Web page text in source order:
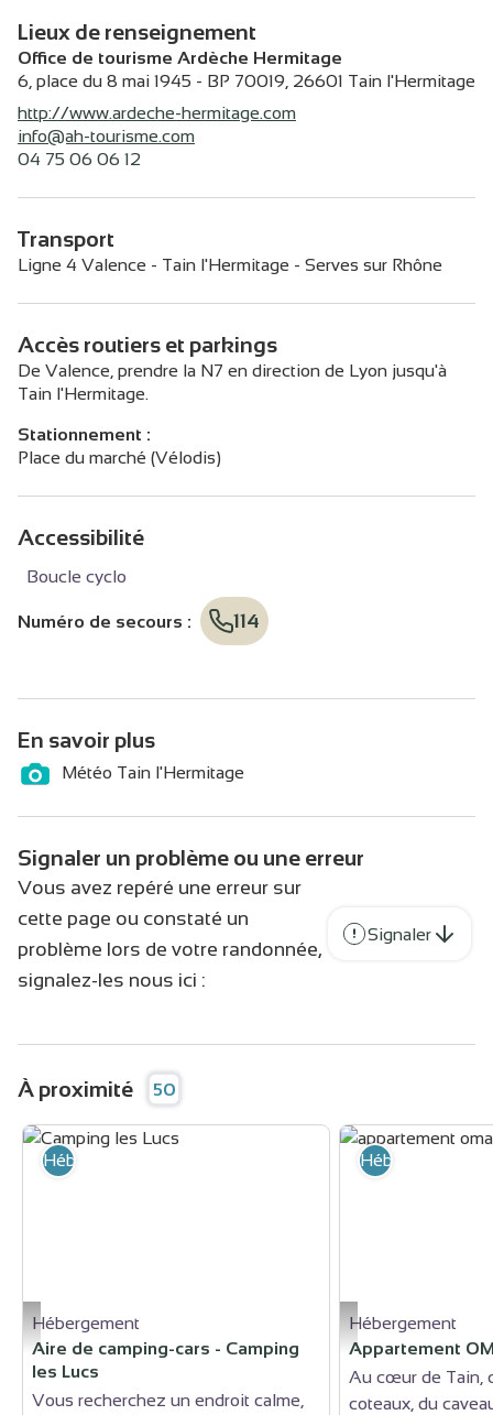
Lieux de renseignement
Office de tourisme Ardèche Hermitage
6, place du 8 mai 1945 - BP 70019, 26601 Tain l'Hermitage
http://www.ardeche-hermitage.com
info@ah-tourisme.com
04 75 06 06 12
Transport
Ligne 4 Valence - Tain l'Hermitage - Serves sur Rhône
Accès routiers et parkings
De Valence, prendre la N7 en direction de Lyon jusqu'à
Tain l'Hermitage.
Stationnement :
Place du marché (Vélodis)
Accessibilité
Boucle cyclo
Numéro de secours : 114
En savoir plus
Météo Tain l'Hermitage
Signaler un problème ou une erreur
Vous avez repéré une erreur sur
cette page ou constaté un
problème lors de votre randonnée,
signalez-les nous ici :
Signaler
À proximité 50
Camping les Lucs - mairie de Tain l’Hermitage
Hébergement
Hébergement
Aire de camping-cars - Camping
les Lucs
Vous recherchez un endroit calme,
appartement
Hébergement
Hébergement
Appartement
Au cœur de Tain,
coteaux, du